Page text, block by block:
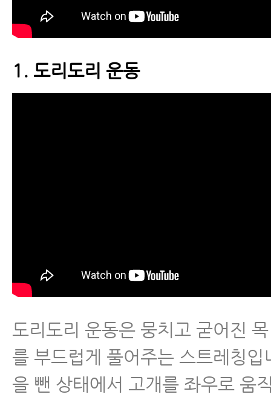
1. 도리도리 운동
도리도리 운동은 뭉치고 굳어진
를 부드럽게 풀어주는 스트레칭입
을 뺀 상태에서 고개를 좌우로 움